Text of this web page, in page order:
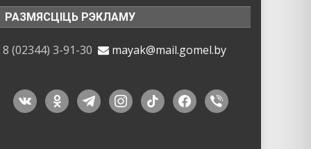
РАЗМЯСЦІЦЬ РЭКЛАМУ
8 (02344) 3-91-30 mayak@mail.gomel.by
vkontakteodnoklassniki
telegraminstagram
tiktok facebook
viber